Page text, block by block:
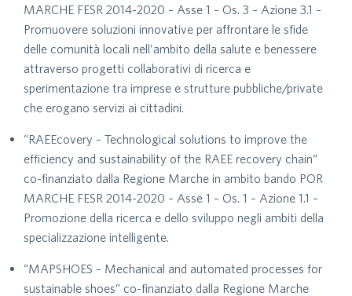
MARCHE FESR 2014-2020 – Asse 1 – Os. 3 – Azione 3.1 –
Promuovere soluzioni innovative per affrontare le sfide
delle comunità locali nell’ambito della salute e benessere
attraverso progetti collaborativi di ricerca e
sperimentazione tra imprese e strutture pubbliche/private
che erogano servizi ai cittadini.
“RAEEcovery – Technological solutions to improve the
efficiency and sustainability of the RAEE recovery chain”
co-finanziato dalla Regione Marche in ambito bando POR
MARCHE FESR 2014-2020 – Asse 1 – Os. 1 – Azione 1.1 –
Promozione della ricerca e dello sviluppo negli ambiti della
specializzazione intelligente.
“MAPSHOES – Mechanical and automated processes for
sustainable shoes” co-finanziato dalla Regione Marche